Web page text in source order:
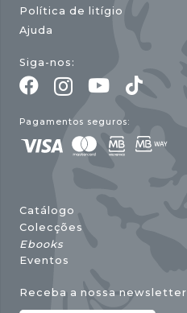
Política de litígio
Ajuda
Siga-nos:
Pagamentos seguros:
Catálogo
Colecções
Ebooks
Eventos
Receba a nossa newsletter